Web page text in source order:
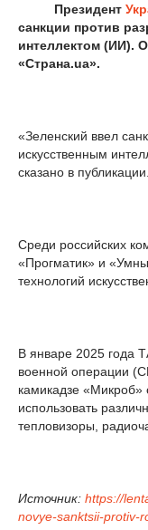
Президент
санкции против
интеллектом (ИИ).
«Страна.ua».
«Зеленский ввел
искусственным
сказано в публикации.
Среди российских
«Прогматик» и
технологий
В январе 2025 года
военной операции
камикадзе
использовать
тепловизоры,
Источник: https://
novye-sanktsii-protiv-